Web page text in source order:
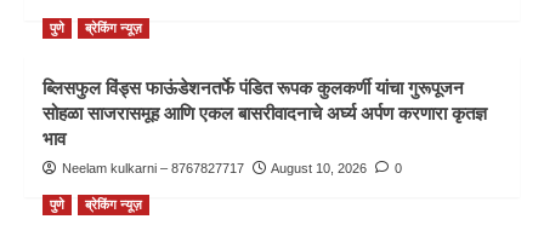
पुणे ब्रेकिंग न्यूज़
ब्लिसफुल विंड्स फाऊंडेशनतर्फे पंडित रूपक कुलकर्णी यांचा गुरूपूजन
सोहळा साजरासमूह आणि एकल बासरीवादनाचे अर्घ्य अर्पण करणारा कृतज्ञ
भाव
Neelam kulkarni – 8767827717 August 10, 2026 0
पुणे ब्रेकिंग न्यूज़